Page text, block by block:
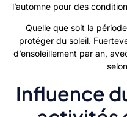
l’automne pour des
Quelle que soit la
protéger du soleil.
d’ensoleillement par an,
Influence